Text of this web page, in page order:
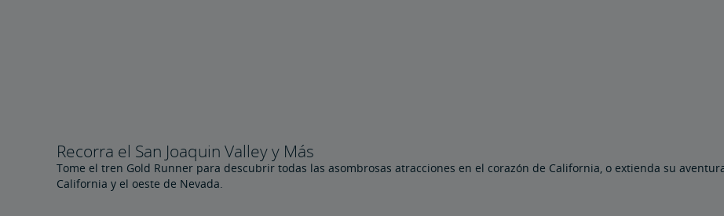
Recorra el San Joaquin Valley y Más
Tome el tren Gold Runner para descubrir todas las asombrosas atracciones en el corazón de California, o extienda su
California y el oeste de Nevada.